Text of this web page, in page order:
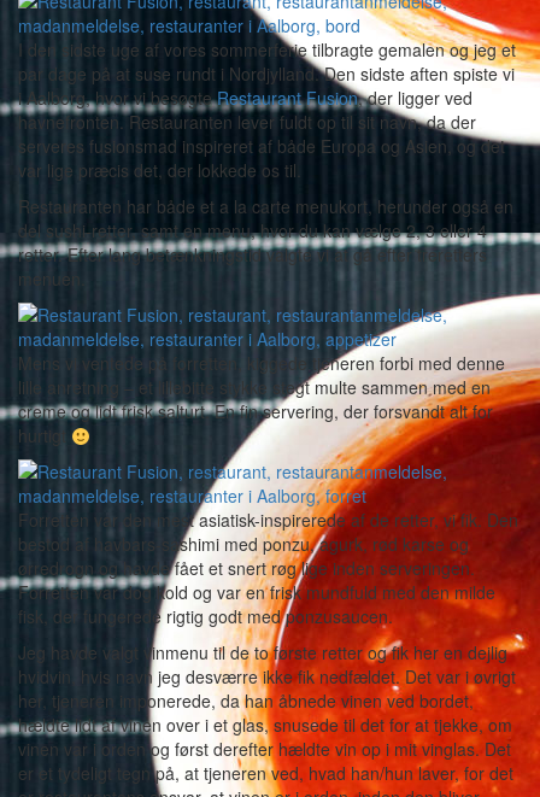
I den sidste uge af vores sommerferie tilbragte gemalen og jeg et
par dage på at suse rundt i Nordjylland. Den sidste aften spiste vi
i Aalborg, hvor vi besøgteRestaurant Fusion, der ligger ved
havnefronten. Restauranten lever fuldt op til sit navn, da der
serveres fusionsmad inspireret af både Europa og Asien, og det
var lige præcis det, der lokkede os til.
Restauranten har både et a la carte menukort, herunder også en
del sushi-retter, samt en menu, hvor du kan vælge 2, 3 eller 4
retter. Efter lang betænkningstid valgte vi at gå efter treretters
menuen.
Mens vi ventede på forretten, kiggede tjeneren forbi med denne
lille anretning – et lillebitte stykke stegt multe sammen med en
creme og lidt frisk salturt. En fin servering, der forsvandt alt for
hurtigt
Forretten var den mest asiatisk-inspirerede af de retter, vi fik. Den
bestod af havbars-sashimi med ponzu, agurk, rød karse og
ørredrogn og havde fået et snert røg lige inden serveringen.
Forretten var dog kold og var en frisk mundfuld med den milde
fisk, der fungerede rigtig godt med ponzusaucen.
Jeg havde valgt vinmenu til de to første retter og fik her en dejlig
hvidvin, hvis navn jeg desværre ikke fik nedfældet. Det var i øvrigt
her, tjeneren imponerede, da han åbnede vinen ved bordet,
hældte lidt af vinen over i et glas, snusede til det for at tjekke, om
vinen var i orden og først derefter hældte vin op i mit vinglas. Det
er et tydeligt tegn på, at tjeneren ved, hvad han/hun laver, for det